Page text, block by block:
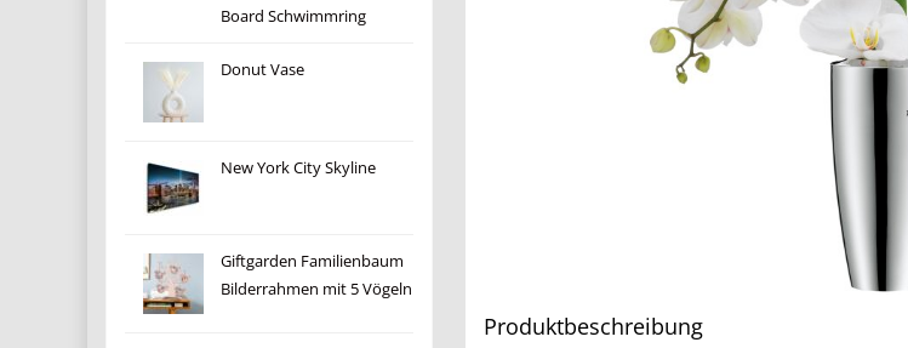
Board Schwimmring
Donut Vase
New York City Skyline
Giftgarden Familienbaum
Bilderrahmen mit 5 Vögeln
Produktbeschreibung